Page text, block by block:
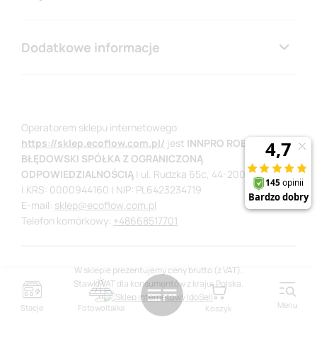
Stacje Fotowoltaika Koszyk Menu
Dodatkowe informacje
Operatorem sklepu internetowego
https://sklep.ecoflow.com.pl/ jest INNPRO ROBERT
BŁĘDOWSKI SPÓŁKA Z OGRANICZONĄ
ODPOWIEDZIALNOŚCIĄ | ul. Rudzka 65c, 44-200 Rybnik
| KRS: 0000944160 | NIP: PL6423234719
E-mail: sklep@ecoflow.com.pl
Telefon komórkowy: +48668517701
W sklepie prezentujemy ceny brutto (z VAT).
Stawki VAT dla konsumentów z kraju: Polska.